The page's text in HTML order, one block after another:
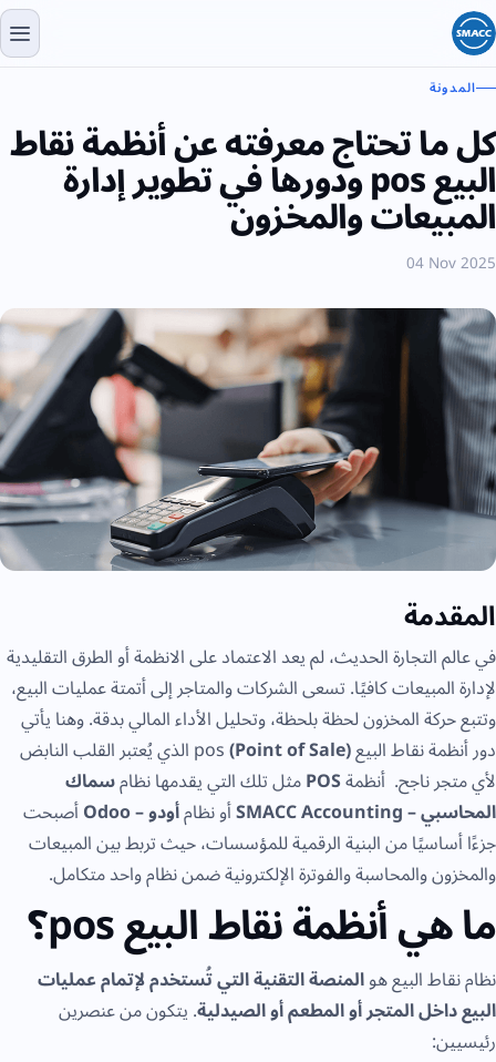
المدونة
كل ما تحتاج معرفته عن أنظمة نقاط
البيع pos ودورها في تطوير إدارة
المبيعات والمخزون
04 Nov 2025
المقدمة
في عالم التجارة الحديث، لم يعد الاعتماد على الانظمة أو الطرق التقليدية
لإدارة المبيعات كافيًا. تسعى الشركات والمتاجر إلى أتمتة عمليات البيع،
وتتبع حركة المخزون لحظة بلحظة، وتحليل الأداء المالي بدقة. وهنا يأتي
دور أنظمة نقاط البيع pos(Point of Sale)
الذي يُعتبر القلب النابض
لأي متجر ناجح. أنظمةPOSمثل تلك التي يقدمها نظامسماك
المحاسبي – SMACC Accounting
أو نظامأودو – Odoo
أصبحت
جزءًا أساسيًا من البنية الرقمية للمؤسسات، حيث تربط بين المبيعات
والمخزون والمحاسبة والفوترة الإلكترونية ضمن نظام واحد متكامل.
ما هي أنظمة نقاط البيع pos؟
نظام نقاط البيع هوالمنصة التقنية التي تُستخدم لإتمام عمليات
البيع داخل المتجر أو المطعم أو الصيدلية. يتكون من عنصرين
رئيسيين: